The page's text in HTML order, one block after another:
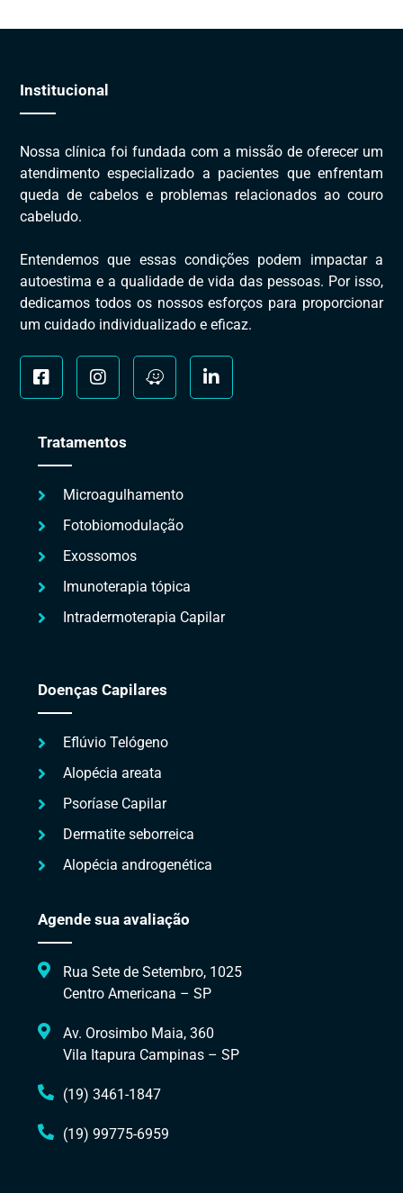
Institucional
Nossa clínica foi fundada com a missão de oferecer um
atendimento especializado a pacientes que enfrentam
queda de cabelos e problemas relacionados ao couro
cabeludo.
Entendemos que essas condições podem impactar a
autoestima e a qualidade de vida das pessoas. Por isso,
dedicamos todos os nossos esforços para proporcionar
um cuidado individualizado e eficaz.
Tratamentos
Microagulhamento
Fotobiomodulação
Exossomos
Imunoterapia tópica
Intradermoterapia Capilar
Doenças Capilares
Eflúvio Telógeno
Alopécia areata
Psoríase Capilar
Dermatite seborreica
Alopécia androgenética
Agende sua avaliação
Rua Sete de Setembro, 1025
Centro Americana – SP
Av. Orosimbo Maia, 360
Vila Itapura Campinas – SP
(19) 3461-1847
(19) 99775-6959